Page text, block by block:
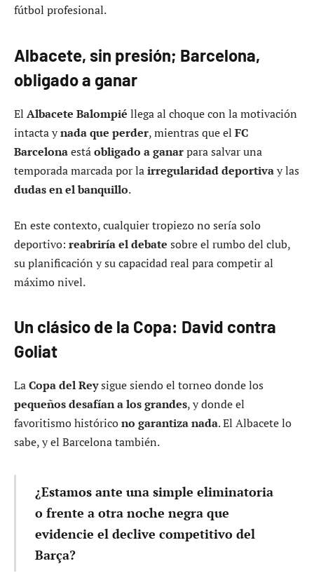
fútbol profesional.
Albacete, sin presión; Barcelona,
obligado a ganar
El Albacete Balompié llega al choque con la motivación
intacta ynada que perder, mientras que el FC
Barcelonaestáobligado a ganarpara salvar una
temporada marcada por lairregularidad deportivay las
dudas en el banquillo.
En este contexto, cualquier tropiezo no sería solo
deportivo: reabriría el debate sobre el rumbo del club,
su planificación y su capacidad real para competir al
máximo nivel.
Un clásico de la Copa: David contra
Goliat
LaCopa del Reysigue siendo el torneo donde los
pequeños desafían a los grandes, y donde el
favoritismo históricono garantiza nada. El Albacete lo
sabe, y el Barcelona también.
¿Estamos ante una simple eliminatoria
o frente a otra noche negra que
evidencie el declive competitivo del
Barça?